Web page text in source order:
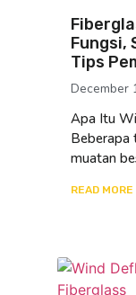
Fungsi,
Tips
December
Apa Itu
Beberapa
muatan
READ MORE